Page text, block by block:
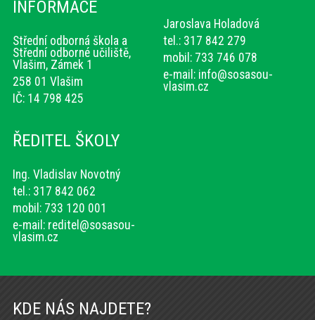
INFORMACE
Střední odborná škola a
Střední odborné učiliště,
Vlašim, Zámek 1
258 01 Vlašim
IČ: 14 798 425
Jaroslava Holadová
tel.: 317 842 279
mobil: 733 746 078
e-mail: info@sosasou-
vlasim.cz
ŘEDITEL ŠKOLY
Ing. Vladislav Novotný
tel.: 317 842 062
mobil: 733 120 001
e-mail: reditel@sosasou-
vlasim.cz
KDE NÁS NAJDETE?